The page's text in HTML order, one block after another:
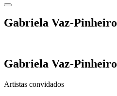
Gabriela Vaz-Pinheiro
Gabriela Vaz-Pinheiro
Artistas convidados